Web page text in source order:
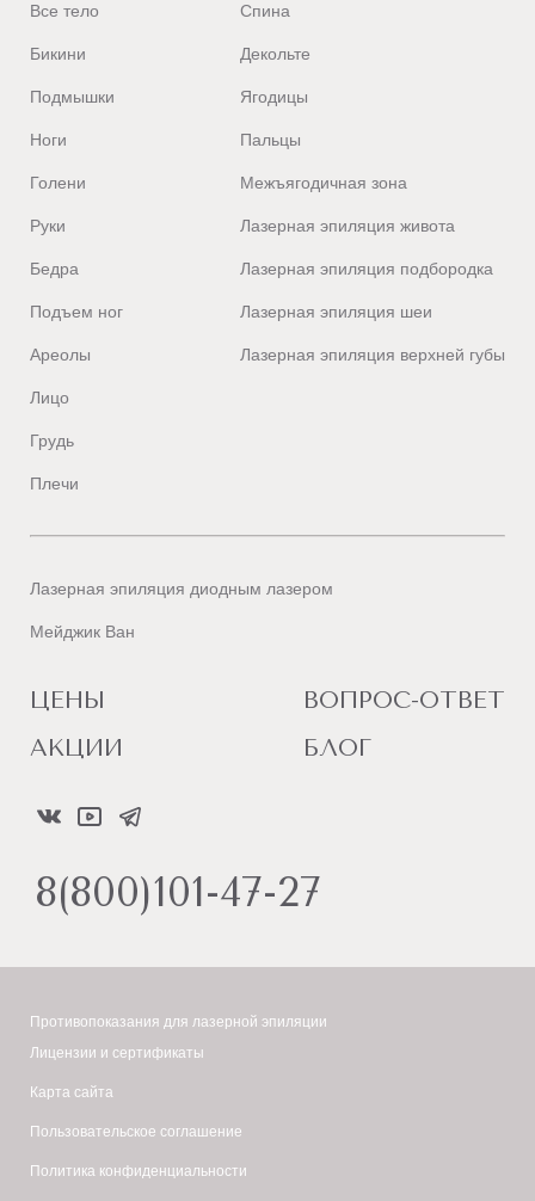
Все тело
Бикини
Подмышки
Ноги
Голени
Руки
Бедра
Подъем ног
Ареолы
Лицо
Грудь
Плечи
Спина
Декольте
Ягодицы
Пальцы
Межъягодичная зона
Лазерная эпиляция живота
Лазерная эпиляция подбородка
Лазерная эпиляция шеи
Лазерная эпиляция верхней губы
Лазерная эпиляция диодным лазером
Мейджик Ван
ЦЕНЫ
АКЦИИ
ВОПРОС-ОТВЕТ
БЛОГ
8(800)101-47-27
Противопоказания для лазерной эпиляции
Лицензии и сертификаты
Карта сайта
Пользовательское соглашение
Политика конфиденциальности